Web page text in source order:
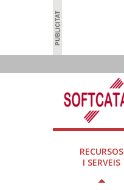
RECURSOS
I SERVEIS